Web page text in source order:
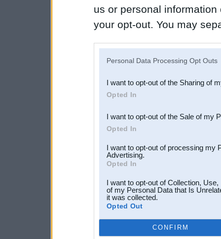
us or personal
your opt-out. You may
Downstream Participants
third parties.
Personal Data Processing Opt Outs
I want to opt-out of the Sharing of
Opted In
I want to opt-out of the Sale of my
Opted In
I want to opt-out of processing my
Advertising.
Opted In
I want to opt-out of Collection,
of my Personal Data that Is
it was collected.
Opted Out
CONFIRM